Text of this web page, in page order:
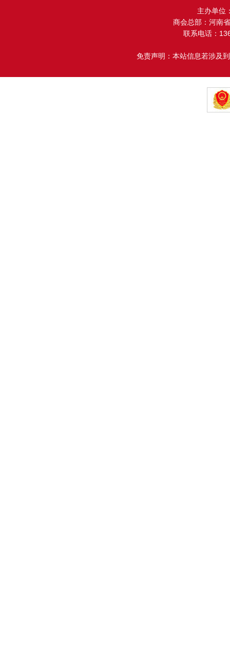
主办单位
商会总部：河南
联系电话：
免责声明：本站信息若涉及